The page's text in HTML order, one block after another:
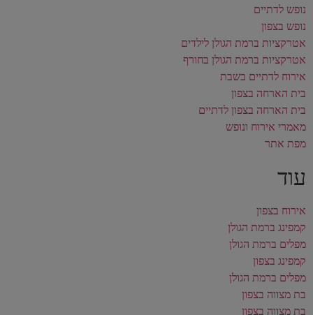
נופש לדתיים
נופש בצפון
אטרקציות ברמת הגולן לילדים
אטרקציות ברמת הגולן בחורף
אירוח לדתיים בשבת
בית הארחה בצפון
בית הארחה בצפון לדתיים
מאמרי אירוח ונופש
מפת אתר
עוד
אירוח בצפון
קמפינג ברמת הגולן
מפלים ברמת הגולן
קמפינג בצפון
מפלים ברמת הגולן
בת מצווה בצפון
בת מצווה בצפון